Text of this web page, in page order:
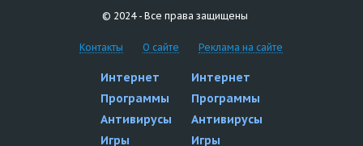
© 2024 - Все права защищены
Контакты О сайте Реклама на сайте
Интернет
Программы
Антивирусы
Игры
Интернет
Программы
Антивирусы
Игры